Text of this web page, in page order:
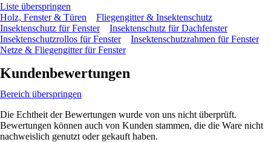
Liste überspringen
Holz, Fenster & Türen
Fliegengitter & Insektenschutz
Insektenschutz für Fenster
Insektenschutz für Dachfenster
Insektenschutzrollos für Fenster
Insektenschutzrahmen für Fenster
Netze & Fliegengitter für Fenster
Kundenbewertungen
Bereich überspringen
Die Echtheit der Bewertungen wurde von uns nicht überprüft.
Bewertungen können auch von Kunden stammen, die die Ware nicht
nachweislich genutzt oder gekauft haben.